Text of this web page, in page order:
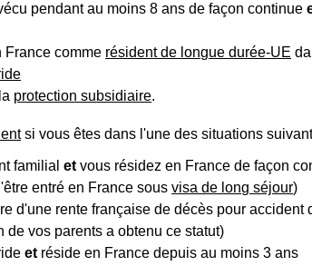
pendant au moins 8 ans de façon continue
France comme résident de longue durée-UE
protection subsidiaire.
si vous êtes dans l'une des situations
familialet vous résidez en France de façon
entré en France sousvisa de long séjour)
d'une rente française de décès pour
de vos parents a obtenu ce statut)
et réside en France depuis au moins 3 ans